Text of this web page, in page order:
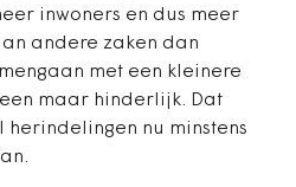
inwoners en dus meer
andere zaken dan
met een kleinere
maar hinderlijk. Dat
nu minstens